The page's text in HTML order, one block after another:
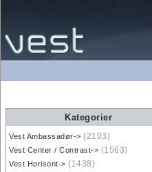
Kategorier
Vest Ambassadør-> (2103)
Vest Center / Contrast-> (1563)
Vest Horisont-> (1438)